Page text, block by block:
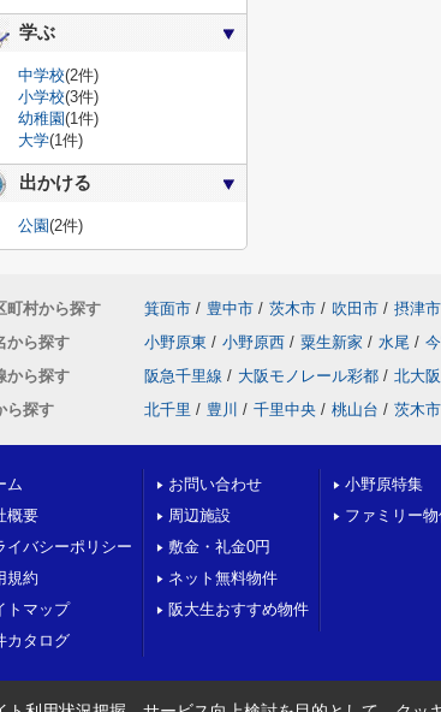
学ぶ
中学校(2件)
小学校(3件)
幼稚園(1件)
大学(1件)
出かける
公園(2件)
町村から探す 箕面市 / 豊中市 / 茨木市 / 吹田市 / 摂津市
から探す
小野原東 / 小野原西 / 粟生新家 / 水尾 /
から探す
阪急千里線 / 大阪モノレール彩都 / 北大
ら探す
北千里 / 豊川 / 千里中央 / 桃山台 / 茨木市
ム
概要
イバシーポリシー
規約
トマップ
カタログ
お問い合わせ
周辺施設
敷金・礼金0円
ネット無料物件
阪大生おすすめ物件
小野原特集
ファミリー